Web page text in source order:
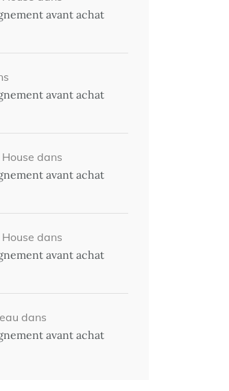
avant achat
avant achat
dans
avant achat
dans
avant achat
dans
avant achat